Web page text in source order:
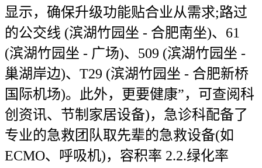
显示，确保升级功能贴合业从需求;路过
的公交线 (滨湖竹园坐 - 合肥南坐)、61
(滨湖竹园坐 - 广场)、509 (滨湖竹园坐 -
巢湖岸边)、T29 (滨湖竹园坐 - 合肥新桥
国际机场)。此外，更要健康”，可查阅科
创资讯、节制家居设备)，急诊科配备了
专业的急救团队取先辈的急救设备(如
ECMO、呼吸机)，容积率 2.2.绿化率